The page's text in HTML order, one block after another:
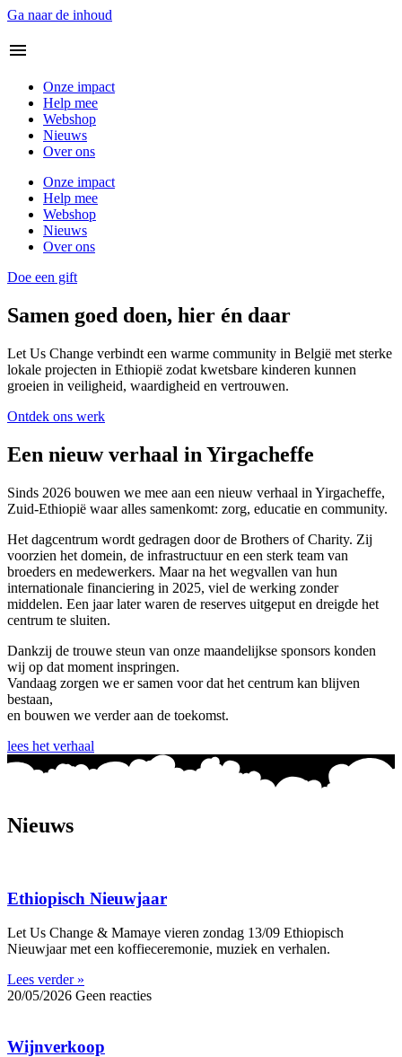
Ga naar de inhoud
Onze impact
Help mee
Webshop
Nieuws
Over ons
Onze impact
Help mee
Webshop
Nieuws
Over ons
Doe een gift
Samen goed doen, hier én daar
Let Us Change verbindt een warme community in België met sterke
lokale projecten in Ethiopië zodat kwetsbare kinderen kunnen
groeien in veiligheid, waardigheid en vertrouwen.
Ontdek ons werk
Een nieuw verhaal in Yirgacheffe
Sinds 2026 bouwen we mee aan een nieuw verhaal in Yirgacheffe,
Zuid-Ethiopië waar alles samenkomt: zorg, educatie en community.
Het dagcentrum wordt gedragen door de Brothers of Charity. Zij
voorzien het domein, de infrastructuur en een sterk team van
broeders en medewerkers. Maar na het wegvallen van hun
internationale financiering in 2025, viel de werking zonder
middelen. Een jaar later waren de reserves uitgeput en dreigde het
centrum te sluiten.
Dankzij de trouwe steun van onze maandelijkse sponsors konden
wij op dat moment inspringen.
Vandaag zorgen we er samen voor dat het centrum kan blijven
bestaan,
en bouwen we verder aan de toekomst.
lees het verhaal
Nieuws
Ethiopisch Nieuwjaar
Let Us Change & Mamaye vieren zondag 13/09 Ethiopisch
Nieuwjaar met een koffieceremonie, muziek en verhalen.
Lees verder »
20/05/2026 Geen reacties
Wijnverkoop